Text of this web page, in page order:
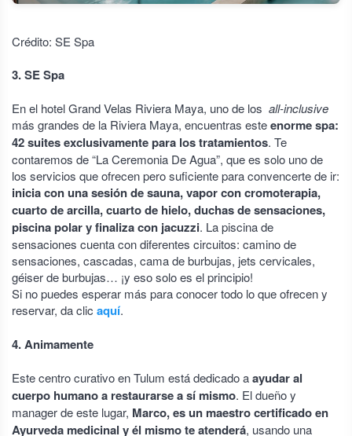
Crédito: SE Spa
3. SE Spa
En el hotel Grand Velas Riviera Maya, uno de los all-inclusive
más grandes de la Riviera Maya, encuentras esteenorme spa:
42 suites exclusivamente para los tratamientos. Te
contaremos de “La Ceremonia De Agua”, que es solo uno de
los servicios que ofrecen pero suficiente para convencerte de ir:
inicia con una sesión de sauna, vapor con cromoterapia,
cuarto de arcilla, cuarto de hielo, duchas de sensaciones,
piscina polar y finaliza con jacuzzi. La piscina de
sensaciones cuenta con diferentes circuitos: camino de
sensaciones, cascadas, cama de burbujas, jets cervicales,
géiser de burbujas… ¡y eso solo es el principio!
Si no puedes esperar más para conocer todo lo que ofrecen y
reservar, da clic aquí.
4. Animamente
Este centro curativo en Tulum está dedicado aayudar al
cuerpo humano a restaurarse a sí mismo. El dueño y
manager de este lugar, Marco, es un maestro certificado en
Ayurveda medicinal y él mismo te atenderá, usando una